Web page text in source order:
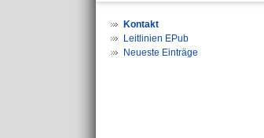
Kontakt
Leitlinien EPub
Neueste Einträge